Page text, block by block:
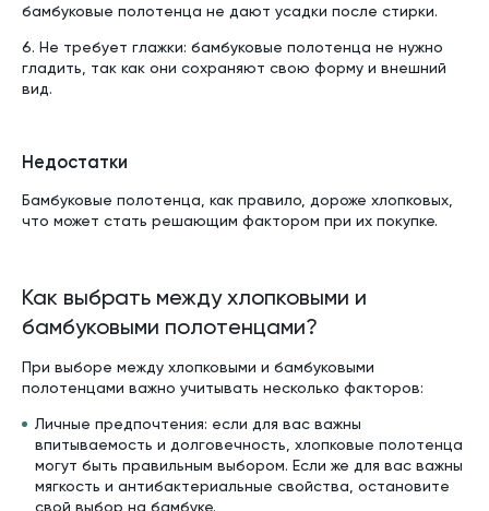
бамбуковые полотенца не дают усадки после стирки.
6. Не требует глажки: бамбуковые полотенца не нужно
гладить, так как они сохраняют свою форму и внешний
вид.
Недостатки
Бамбуковые полотенца, как правило, дороже хлопковых,
что может стать решающим фактором при их покупке.
Как выбрать между хлопковыми и
бамбуковыми полотенцами?
При выборе между хлопковыми и бамбуковыми
полотенцами важно учитывать несколько факторов:
Личные предпочтения: если для вас важны
впитываемость и долговечность, хлопковые полотенца
могут быть правильным выбором. Если же для вас важны
мягкость и антибактериальные свойства, остановите
свой выбор на бамбуке.